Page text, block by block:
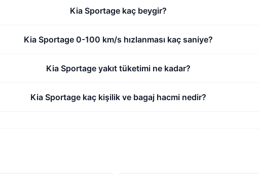
Kia Sportage kaç beygir?
Kia Sportage 0-100 km/s hızlanması kaç saniye?
Kia Sportage yakıt tüketimi ne kadar?
Kia Sportage kaç kişilik ve bagaj hacmi nedir?